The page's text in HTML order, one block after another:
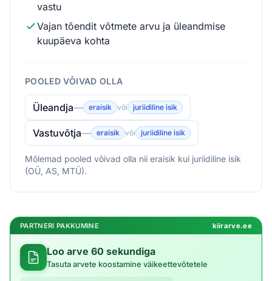
vastu
Vajan tõendit võtmete arvu ja üleandmise
kuupäeva kohta
POOLED VÕIVAD OLLA
Üleandja— eraisik või juriidiline isik
Vastuvõtja— eraisik või juriidiline isik
Mõlemad pooled võivad olla nii eraisik kui juriidiline isik
(OÜ, AS, MTÜ).
PARTNERI PAKKUMINE kiirarve.ee
Loo arve 60 sekundiga
Tasuta arvete koostamine väikeettevõtetele